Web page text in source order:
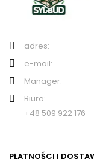
adres: 62-
e-mail:
Manager:
Biuro:
+48 509 922 176
PŁATNOŚCI I